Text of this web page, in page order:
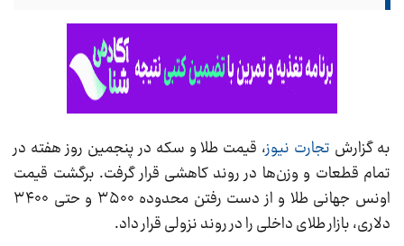
به گزارش تجارت نیوز، قیمت طلا و سکه در پنجمین روز هفته در
تمام قطعات و وزن‌ها در روند کاهشی قرار گرفت. برگشت قیمت
اونس جهانی طلا و از دست رفتن محدوده ۳۵۰۰ و حتی ۳۴۰۰
دلاری، بازار طلای داخلی را در روند نزولی قرار داد.